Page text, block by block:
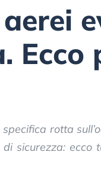
Ecco
rotta
sicurezza: ecco